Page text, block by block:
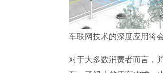
车联网技术的深度应用将
对于大多数消费者而言，